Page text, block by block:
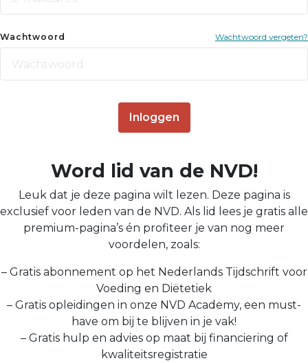
Wachtwoord Wachtwoord vergeten?
Inloggen
Word lid van de NVD!
Leuk dat je deze pagina wilt lezen. Deze pagina is
exclusief voor leden van de NVD. Als lid lees je gratis alle
premium-pagina’s én profiteer je van nog meer
voordelen, zoals:
– Gratis abonnement op het Nederlands Tijdschrift voor
Voeding en Diëtetiek
– Gratis opleidingen in onze NVD Academy, een must-
have om bij te blijven in je vak!
– Gratis hulp en advies op maat bij financiering of
kwaliteitsregistratie